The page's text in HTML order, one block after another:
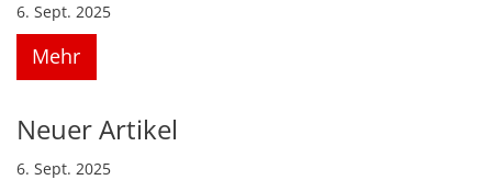
6. Sept. 2025
Mehr
Neuer Artikel
6. Sept. 2025